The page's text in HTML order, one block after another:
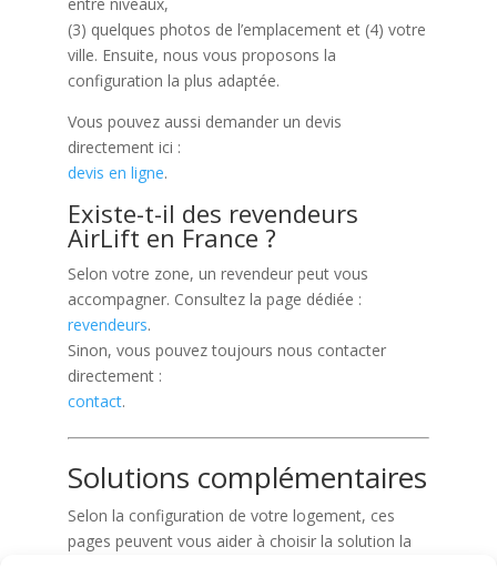
entre niveaux,
(3) quelques photos de l’emplacement et (4) votre
ville. Ensuite, nous vous proposons la
configuration la plus adaptée.
Vous pouvez aussi demander un devis
directement ici :
devis en ligne.
Existe-t-il des revendeurs
AirLift en France ?
Selon votre zone, un revendeur peut vous
accompagner. Consultez la page dédiée :
revendeurs.
Sinon, vous pouvez toujours nous contacter
directement :
contact.
Solutions complémentaires
Selon la configuration de votre logement, ces
pages peuvent vous aider à choisir la solution la